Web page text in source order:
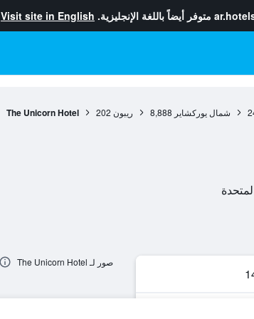
متوفر أيضاً باللغة الإنجليزية. Visit site in English
شمال يوركشاير 8,888 ريبون 202
The Unicorn Hotel
صور لـ The Unicorn Hotel